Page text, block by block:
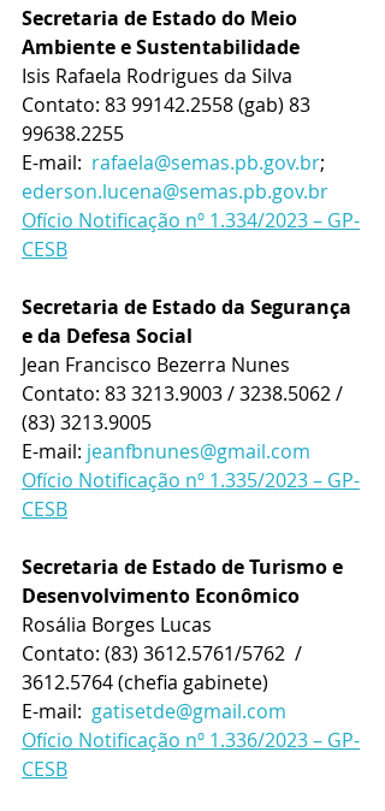
Secretaria de Estado do Meio
Ambiente e Sustentabilidade
Isis Rafaela Rodrigues da Silva
Contato: 83 99142.2558 (gab) 83
99638.2255
E-mail: rafaela@semas.pb.gov.br;
ederson.lucena@semas.pb.gov.br
Ofício Notificação nº 1.334/2023 – GP-
CESB
Secretaria de Estado da Segurança
e da Defesa Social
Jean Francisco Bezerra Nunes
Contato: 83 3213.9003 / 3238.5062 /
(83) 3213.9005
E-mail: jeanfbnunes@gmail.com
Ofício Notificação nº 1.335/2023 – GP-
CESB
Secretaria de Estado de Turismo e
Desenvolvimento Econômico
Rosália Borges Lucas
Contato: (83) 3612.5761/5762  /
3612.5764 (chefia gabinete)
E-mail: gatisetde@gmail.com
Ofício Notificação nº 1.336/2023 – GP-
CESB